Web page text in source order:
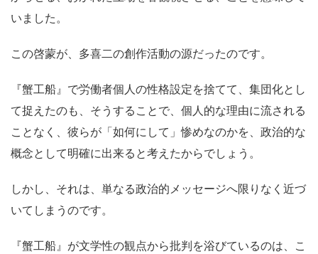
いました。
この啓蒙が、多喜二の創作活動の源だったのです。
『蟹工船』で労働者個人の性格設定を捨てて、集団化とし
て捉えたのも、そうすることで、個人的な理由に流される
ことなく、彼らが「如何にして」惨めなのかを、政治的な
概念として明確に出来ると考えたからでしょう。
しかし、それは、単なる政治的メッセージへ限りなく近づ
いてしまうのです。
『蟹工船』が文学性の観点から批判を浴びているのは、こ